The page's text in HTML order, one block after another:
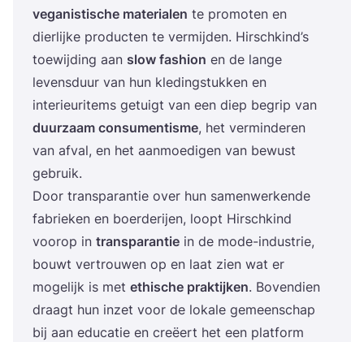
vega­nis­ti­sche mate­ri­a­len te pro­mo­ten en
dier­lij­ke pro­duc­ten te ver­mij­den. Hirschkind’s
toe­wij­ding aan slow fas­hi­on en de lan­ge
levens­duur van hun kle­ding­stuk­ken en
inte­ri­eu­ri­tems getuigt van een diep begrip van
duur­zaam con­su­men­tis­me, het ver­min­de­ren
van afval, en het aan­moe­di­gen van bewust
gebruik.
Door trans­pa­ran­tie over hun samen­wer­ken­de
fabrie­ken en boer­de­rij­en, loopt Hirschkind
voor­op in trans­pa­ran­tie in de mode-indu­strie,
bouwt ver­trou­wen op en laat zien wat er
moge­lijk is met ethi­sche prak­tij­ken. Boven­dien
draagt hun inzet voor de loka­le gemeen­schap
bij aan edu­ca­tie en cre­ëert het een plat­form